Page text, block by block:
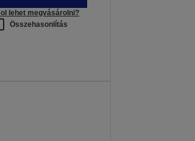
lehet megvásárolni?
Összehasonlítás